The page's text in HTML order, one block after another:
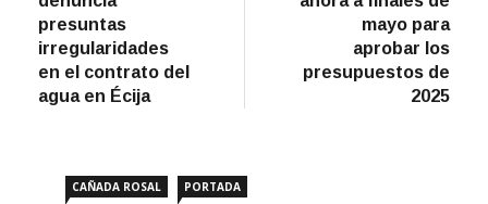
entradas
presuntas
irregularidades
en el contrato del
agua en Écija
mayo para
aprobar los
presupuestos de
2025
CAÑADA ROSAL PORTADA